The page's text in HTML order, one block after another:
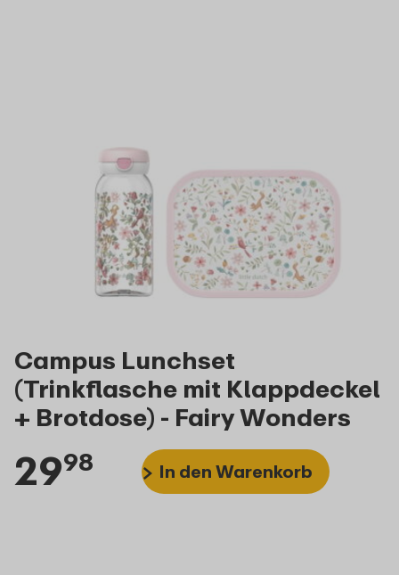
Campus Lunchset
(Trinkflasche mit Klappdeckel
+ Brotdose) - Fairy Wonders
2998 In den Warenkorb